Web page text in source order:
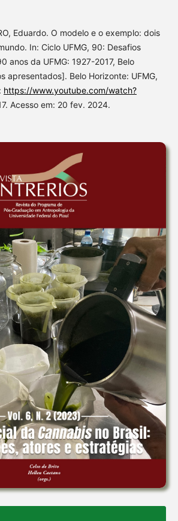
Eduardo. O modelo e o exemplo: dois
In: Ciclo UFMG, 90: Desafios
anos da UFMG: 1927-2017, Belo
apresentados]. Belo Horizonte: UFMG,
https://www.youtube.com/watch?
Acesso em: 20 fev. 2024.